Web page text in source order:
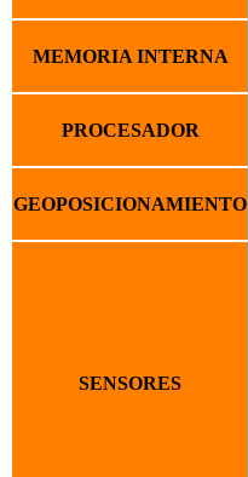
MEMORIA INTERNA
PROCESADOR
GEOPOSICIONAMIENTO
SENSORES